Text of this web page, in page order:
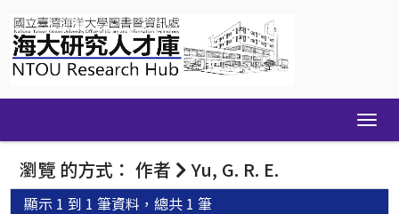
navigation
瀏覽 的方式： 作者 Yu, G. R. E.
顯示 1 到 1 筆資料，總共 1 筆